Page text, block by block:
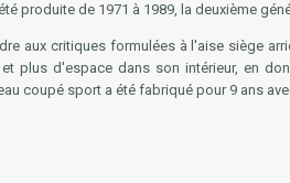
produite de 1971 à 1989, la deuxième
aux critiques formulées à l'aise siège
plus d'espace dans son intérieur, en
coupé sport a été fabriqué pour 9 ans